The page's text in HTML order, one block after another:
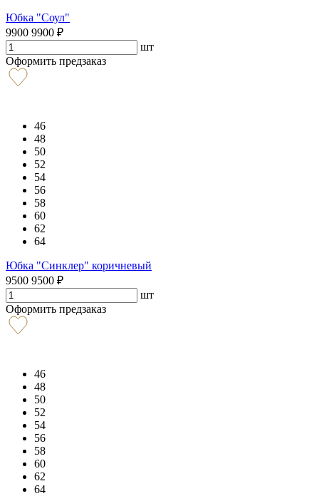
Юбка "Соул"
9900 9900 ₽
шт
Оформить предзаказ
46
48
50
52
54
56
58
60
62
64
Юбка "Синклер" коричневый
9500 9500 ₽
шт
Оформить предзаказ
46
48
50
52
54
56
58
60
62
64